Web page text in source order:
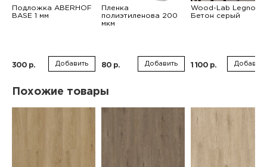
Подложка ABERHOF
BASE 1 мм
300 р. Добавить
Пленка
полиэтиленова 200
мкм
80 р. Добавить
Wood-Lab Legno
Бетон серый
1 100 р. Добавить
Похожие товары